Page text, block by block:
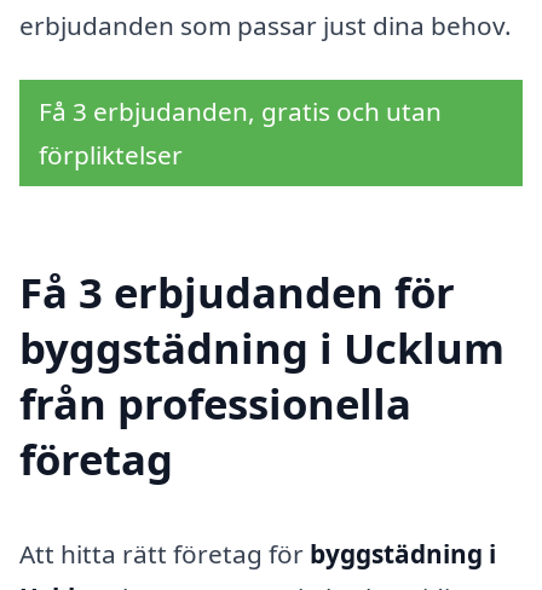
erbjudanden som passar just dina behov.
Få 3 erbjudanden, gratis och utan
förpliktelser
Få 3 erbjudanden för
byggstädning i Ucklum
från professionella
företag
Att hitta rätt företag för byggstädning i